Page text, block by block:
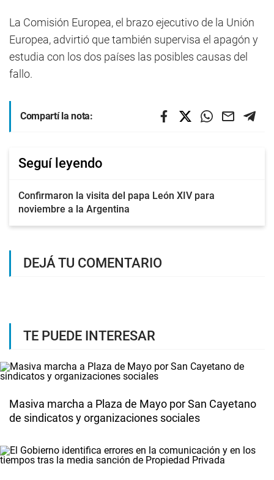
La Comisión Europea, el brazo ejecutivo de la Unión
Europea, advirtió que también supervisa el apagón y
estudia con los dos países las posibles causas del
fallo.
Compartí la nota:
Seguí leyendo
Confirmaron la visita del papa León XIV para
noviembre a la Argentina
DEJÁ TU COMENTARIO
TE PUEDE INTERESAR
Masiva marcha a Plaza de Mayo por San Cayetano
de sindicatos y organizaciones sociales